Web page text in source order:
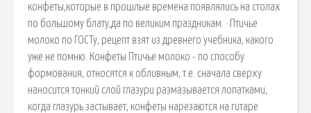
конфеты,которые в прошлые времена появлялись на столах
по большому блату,да по великим праздникам. · Птичье
молоко по ГОСТу, рецепт взят из древнего учебника, какого
уже не помню. Конфеты Птичье молоко - по способу
формования, относятся к обливным, т.е. сначала сверху
наносится тонкий слой глазури размазывается лопатками,
когда глазурь застывает, конфеты нарезаются на гитаре